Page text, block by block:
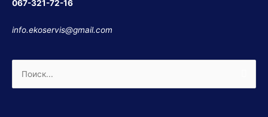
067-321-72-16
info.ekoservis@gmail.com
Поиск: